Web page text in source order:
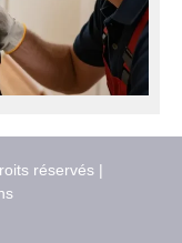
réservés |